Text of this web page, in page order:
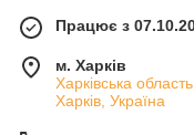
Працює з
м. Харків
Харківська
Харків, Україна